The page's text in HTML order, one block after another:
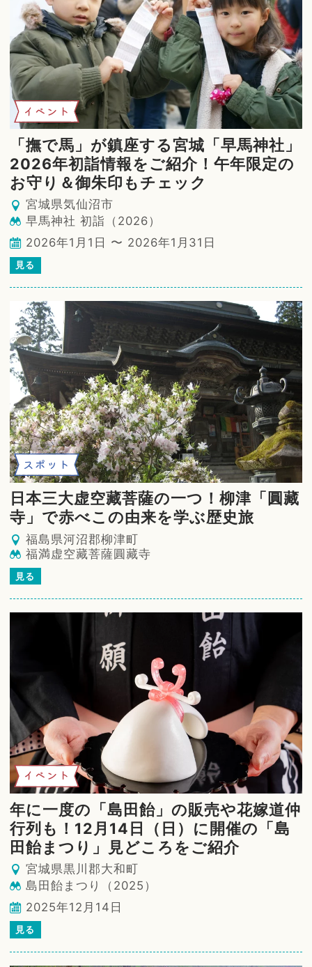
イベント
「撫で馬」が鎮座する宮城「早馬神社」
2026年初詣情報をご紹介！午年限定の
お守り＆御朱印もチェック
宮城県気仙沼市
早馬神社 初詣（2026）
2026年1月1日 〜 2026年1月31日
見る
スポット
日本三大虚空藏菩薩の一つ！柳津「圓藏
寺」で赤べこの由来を学ぶ歴史旅
福島県河沼郡柳津町
福満虚空藏菩薩圓藏寺
見る
イベント
年に一度の「島田飴」の販売や花嫁道仲
行列も！12月14日（日）に開催の「島
田飴まつり」見どころをご紹介
宮城県黒川郡大和町
島田飴まつり（2025）
2025年12月14日
見る